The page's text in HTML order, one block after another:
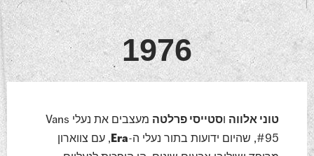
1976
טוני אלווה וסטייסי פרלטה
מעצבים את נעלי Vans
#95, שהיום ידועות בתור נעלי ה-
Era, עם צווארון